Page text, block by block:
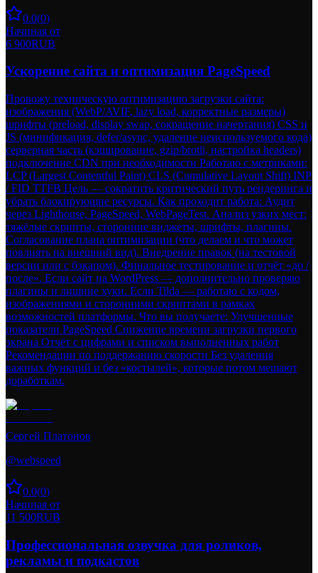
0.0(0)
Начиная от
6 900RUB
Ускорение сайта и оптимизация PageSpeed
Провожу техническую оптимизацию загрузки сайта:
изображения (WebP/AVIF, lazy load, корректные размеры)
шрифты (preload, display swap, сокращение начертания) CSS и
JS (минификация, defer/async, удаление неиспользуемого кода)
серверная часть (кэширование, gzip/brotli, настройка headers)
подключение CDN при необходимости Работаю с метриками:
LCP (Largest Contentful Paint) CLS (Cumulative Layout Shift) INP
/ FID TTFB Цель — сократить критический путь рендеринга и
убрать блокирующие ресурсы. Как проходит работа: Аудит
через Lighthouse, PageSpeed, WebPageTest. Анализ узких мест:
тяжёлые скрипты, сторонние виджеты, шрифты, плагины.
Согласование плана оптимизации (что делаем и что может
повлиять на внешний вид). Внедрение правок (на тестовой
версии или с бэкапом). Финальное тестирование и отчёт «до /
после». Если сайт на WordPress — дополнительно проверяю
плагины и лишние хуки. Если Tilda — работаю с кодом,
изображениями и сторонними скриптами в рамках
возможностей платформы. Что вы получаете: Улучшенные
показатели PageSpeed Снижение времени загрузки первого
экрана Отчёт с цифрами и списком выполненных работ
Рекомендации по поддержанию скорости Без удаления
важных функций и без «костылей», которые потом мешают
доработкам.
Сергей Платонов
@webspeed
0.0(0)
Начиная от
11 500RUB
Профессиональная озвучка для роликов,
рекламы и подкастов